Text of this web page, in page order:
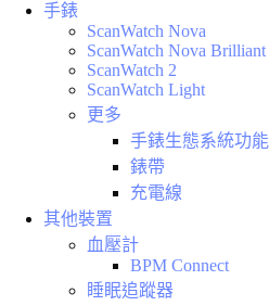
手錶
ScanWatch Nova
ScanWatch Nova Brilliant
ScanWatch 2
ScanWatch Light
更多
手錶生態系統功能
錶帶
充電線
其他裝置
血壓計
BPM Connect
睡眠追蹤器